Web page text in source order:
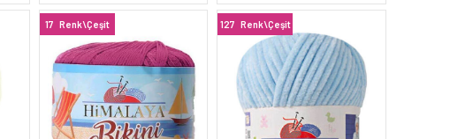
17 Renk\Çeşit 127 Renk\Çeşit